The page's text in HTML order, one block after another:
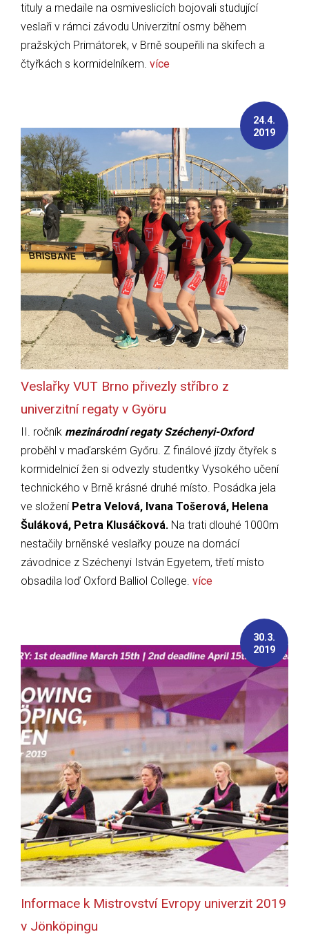
tituly a medaile na osmiveslicích bojovali studující
veslaři v rámci závodu Univerzitní osmy během
pražských Primátorek, v Brně soupeřili na skifech a
čtyřkách s kormidelníkem. více
24.4.
2019
Veslařky VUT Brno přivezly stříbro z
univerzitní regaty v Györu
II. ročník mezinárodní regaty Széchenyi-Oxford
proběhl v maďarském Győru. Z finálové jízdy čtyřek s
kormidelnicí žen si odvezly studentky Vysokého učení
technického v Brně krásné druhé místo. Posádka jela
ve složení Petra Velová, Ivana Tošerová, Helena
Šuláková, Petra Klusáčková. Na trati dlouhé 1000m
nestačily brněnské veslařky pouze na domácí
závodnice z Széchenyi István Egyetem, třetí místo
obsadila loď Oxford Balliol College. více
30.3.
2019
Informace k Mistrovství Evropy univerzit 2019
v Jönköpingu